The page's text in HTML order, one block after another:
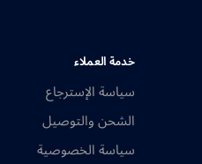
خدمة العملاء
سياسة الإسترجاع
الشحن والتوصيل
سياسة الخصوصية